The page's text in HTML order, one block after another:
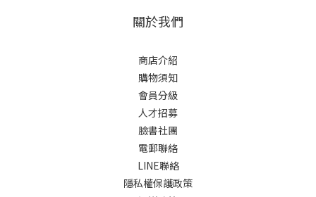
關於我們
商店介紹
購物須知
會員分級
人才招募
臉書社團
電郵聯絡
LINE聯絡
隱私權保護政策